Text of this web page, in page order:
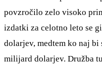
povzročilo zelo visoko
izdatki za celotno leto se
dolarjev, medtem ko naj
milijard dolarjev. Družba